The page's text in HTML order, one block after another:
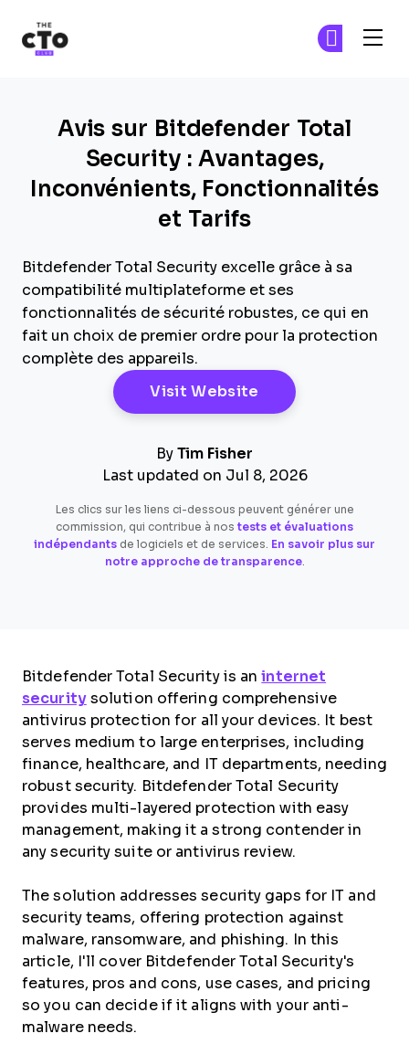
Avis sur Bitdefender Total
Security : Avantages,
Inconvénients, Fonctionnalités
et Tarifs
Bitdefender Total Security excelle grâce à sa
compatibilité multiplateforme et ses
fonctionnalités de sécurité robustes, ce qui en
fait un choix de premier ordre pour la protection
complète des appareils.
Visit Website Opens New
By Tim Fisher
Last updated on Jul 8, 2026
Les clics sur les liens ci-dessous peuvent générer une
commission, qui contribue à nos tests et évaluations
indépendants de logiciels et de services. En savoir plus sur
notre approche de transparence.
Bitdefender Total Security is aninternet
securitysolution offering comprehensive
antivirus protection for all your devices. It best
serves medium to large enterprises, including
finance, healthcare, and IT departments, needing
robust security. Bitdefender Total Security
provides multi-layered protection with easy
management, making it a strong contender in
any security suite or antivirus review.
The solution addresses security gaps for IT and
security teams, offering protection against
malware, ransomware, and phishing. In this
article, I'll cover Bitdefender Total Security's
features, pros and cons, use cases, and pricing
so you can decide if it aligns with your anti-
malware needs.